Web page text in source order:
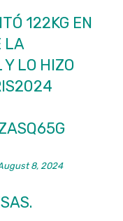
122KG EN
LA
LO HIZO
8, 2024